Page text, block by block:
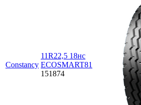
Constancy
11R22,5 18нc
ECOSMART81
151874